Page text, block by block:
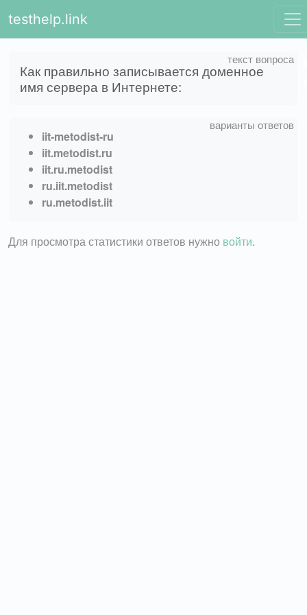
testhelp.link
Как правильно записывается доменное
имя сервера в Интернете:
iit-metodist-ru
iit.metodist.ru
iit.ru.metodist
ru.iit.metodist
ru.metodist.iit
Для просмотра статистики ответов нужно войти.